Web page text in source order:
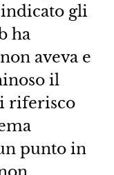
gli
ha
aveva e
il
riferisco
punto in